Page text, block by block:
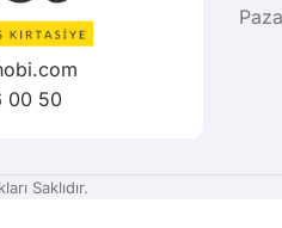
00 50
Saklıdır.